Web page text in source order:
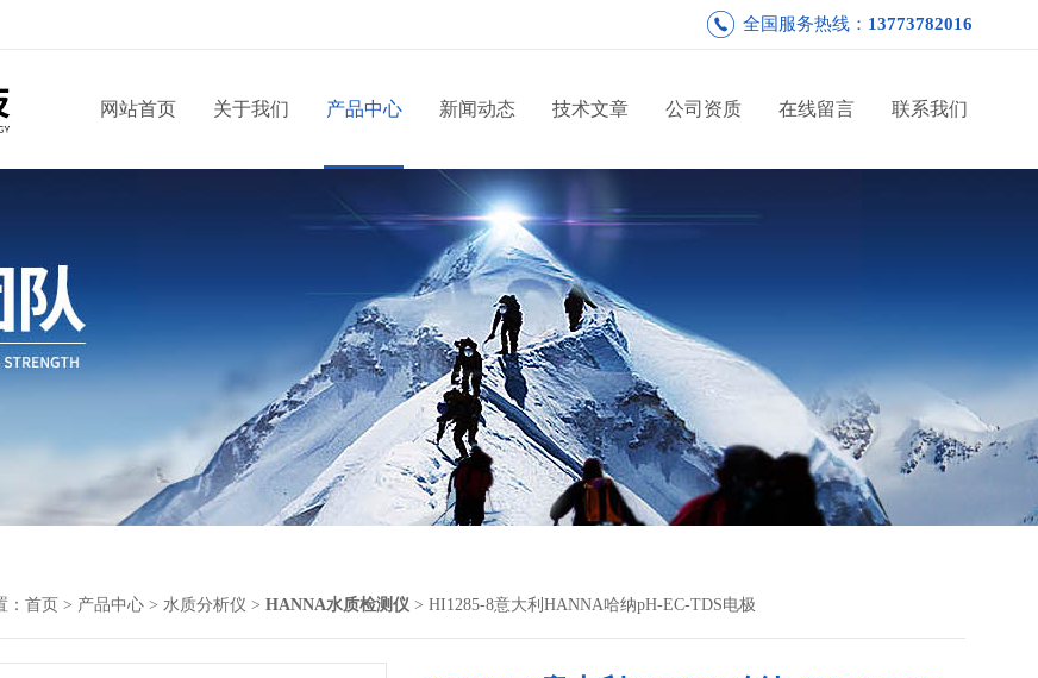
全国服务热线： 13773782016
网站首页 关于我们 产品中心 新闻动态 技术文章 公司资质 在线留言 联系我们
首页 > 产品中心 > 水质分析仪 > HANNA水质检测仪 > HI1285-8意大利HANNA哈纳pH-EC-TDS电极